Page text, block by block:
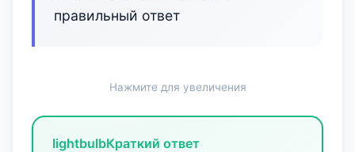
правильный ответ
Нажмите для увеличения
lightbulbКраткий ответ